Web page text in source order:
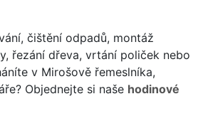
čištění odpadů, montáž
řezání dřeva, vrtání poliček nebo
v Mirošově řemeslníka,
Objednejte si naše hodinové